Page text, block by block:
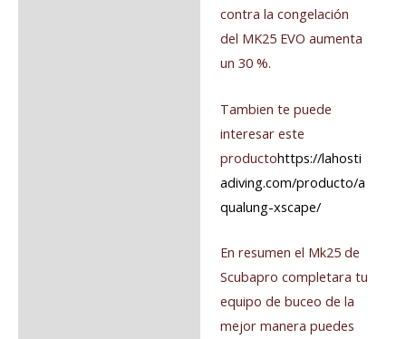
contra la congelación
del MK25 EVO aumenta
un 30 %.
Tambien te puede
interesar este
productohttps://lahosti
adiving.com/producto/a
qualung-xscape/
En resumen el Mk25 de
Scubapro completara tu
equipo de buceo de la
mejor manera puedes